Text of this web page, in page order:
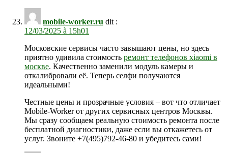
mobile-worker.ru dit :
12/03/2025 à 15h01
Московские сервисы часто завышают цены, но здесь
приятно удивила стоимость ремонт телефонов xiaomi в
москве. Качественно заменили модуль камеры и
откалибровали её. Теперь селфи получаются
идеальными!
Честные цены и прозрачные условия – вот что отличает
Mobile-Worker от других сервисных центров Москвы.
Мы сразу сообщаем реальную стоимость ремонта после
бесплатной диагностики, даже если вы откажетесь от
услуг. Звоните +7(495)792-46-80 и убедитесь сами!